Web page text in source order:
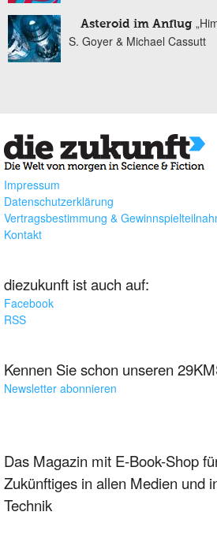
Asteroid im Anflug
S. Goyer & Michael Cassutt
Impressum
Datenschutzerklärung
Vertragsbestimmung &
Kontakt
diezukunft ist auch auf:
Facebook
RSS
Kennen Sie schon unseren
Newsletter abonnieren
Das Magazin mit E-Book-Shop
Zukünftiges in allen Medien und
Technik